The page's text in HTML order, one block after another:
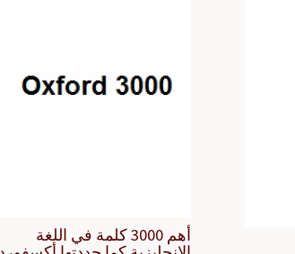
أهم 3000 كلمة في اللغة